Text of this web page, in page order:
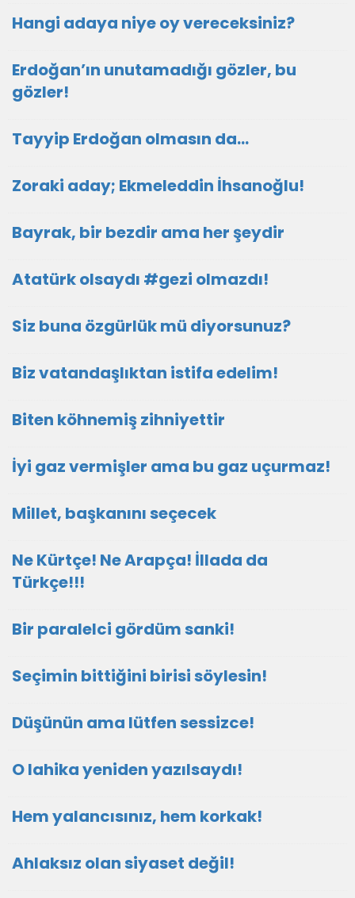
Hangi adaya niye oy vereceksiniz?
Erdoğan’ın unutamadığı gözler, bu
gözler!
Tayyip Erdoğan olmasın da…
Zoraki aday; Ekmeleddin İhsanoğlu!
Bayrak, bir bezdir ama her şeydir
Atatürk olsaydı #gezi olmazdı!
Siz buna özgürlük mü diyorsunuz?
Biz vatandaşlıktan istifa edelim!
Biten köhnemiş zihniyettir
İyi gaz vermişler ama bu gaz uçurmaz!
Millet, başkanını seçecek
Ne Kürtçe! Ne Arapça! İllada da
Türkçe!!!
Bir paralelci gördüm sanki!
Seçimin bittiğini birisi söylesin!
Düşünün ama lütfen sessizce!
O lahika yeniden yazılsaydı!
Hem yalancısınız, hem korkak!
Ahlaksız olan siyaset değil!